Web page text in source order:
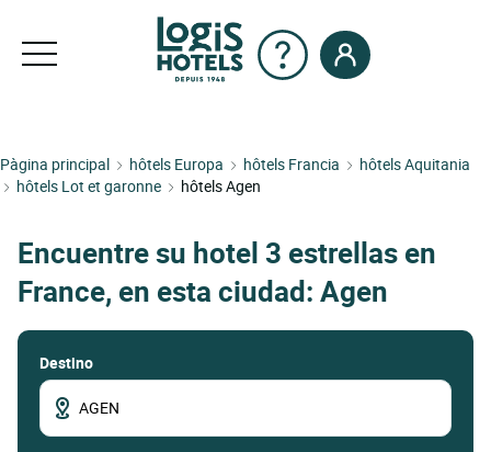
Pàgina principal hôtels Europa hôtels Francia
hôtels Aquitania
hôtels Lot et garonne
hôtels Agen
Encuentre su hotel 3 estrellas en
France, en esta ciudad: Agen
Destino